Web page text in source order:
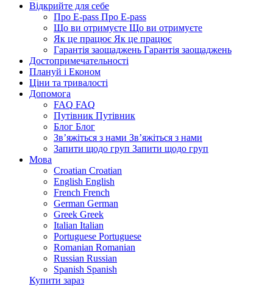
Відкрийте для себе
Про E-pass Про E-pass
Що ви отримуєте Що ви отримуєте
Як це працює Як це працює
Гарантія заощаджень Гарантія заощаджень
Достопримечательності
Плануй і Економ
Ціни та тривалості
Допомога
FAQ FAQ
Путівник Путівник
Блог Блог
Зв’яжіться з нами Зв’яжіться з нами
Запити щодо груп Запити щодо груп
Мова
Croatian Croatian
English English
French French
German German
Greek Greek
Italian Italian
Portuguese Portuguese
Romanian Romanian
Russian Russian
Spanish Spanish
Купити зараз